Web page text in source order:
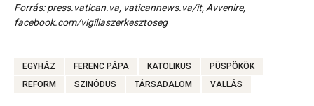
Forrás: press.vatican.va, vaticannews.va/it, Avvenire,
facebook.com/vigiliaszerkesztoseg
EGYHÁZ FERENC PÁPA KATOLIKUS
PÜSPÖKÖK
REFORM
SZINÓDUS TÁRSADALOM VALLÁS